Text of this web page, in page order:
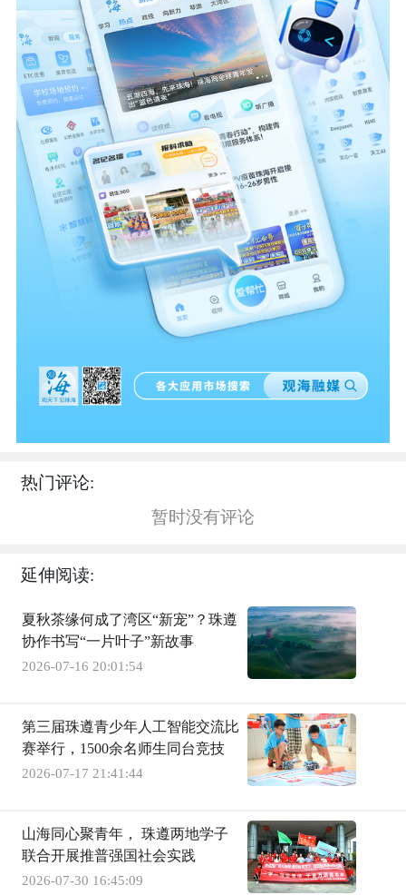
热门评论:
暂时没有评论
延伸阅读:
夏秋茶缘何成了湾区“新宠”？珠遵
协作书写“一片叶子”新故事
2026-07-16 20:01:54
第三届珠遵青少年人工智能交流比
赛举行，1500余名师生同台竞技
2026-07-17 21:41:44
山海同心聚青年， 珠遵两地学子
联合开展推普强国社会实践
2026-07-30 16:45:09